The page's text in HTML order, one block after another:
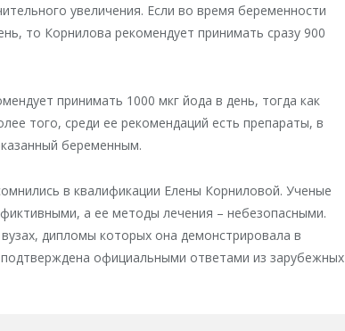
увеличения. Если во время беременности
то Корнилова рекомендует принимать сразу 900
принимать 1000 мкг йода в день, тогда как
того, среди ее рекомендаций есть препараты, в
беременным.
в квалификации Елены Корниловой. Ученые
а ее методы лечения – небезопасными.
дипломы которых она демонстрировала в
официальными ответами из зарубежных